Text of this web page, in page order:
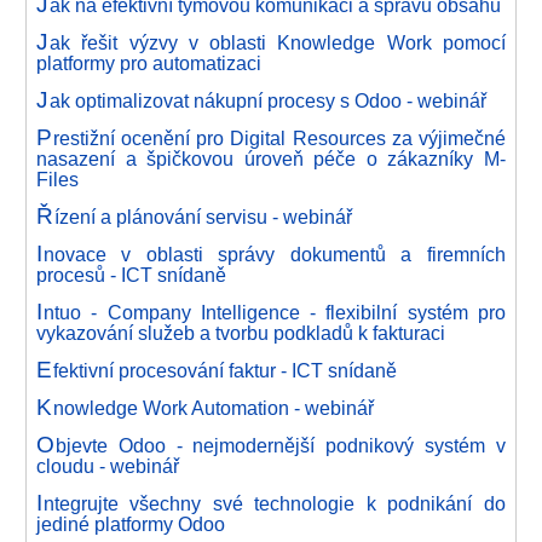
ak na efektivní týmovou komunikaci a správu obsahu
Jak řešit výzvy v oblasti Knowledge Work pomocí
platformy pro automatizaci
Jak optimalizovat nákupní procesy s Odoo - webinář
Prestižní ocenění pro Digital Resources za výjimečné
nasazení a špičkovou úroveň péče o zákazníky M-
Files
Řízení a plánování servisu - webinář
Inovace v oblasti správy dokumentů a firemních
procesů - ICT snídaně
Intuo - Company Intelligence - flexibilní systém pro
vykazování služeb a tvorbu podkladů k fakturaci
Efektivní procesování faktur - ICT snídaně
Knowledge Work Automation - webinář
Objevte Odoo - nejmodernější podnikový systém v
cloudu - webinář
Integrujte všechny své technologie k podnikání do
jediné platformy Odoo